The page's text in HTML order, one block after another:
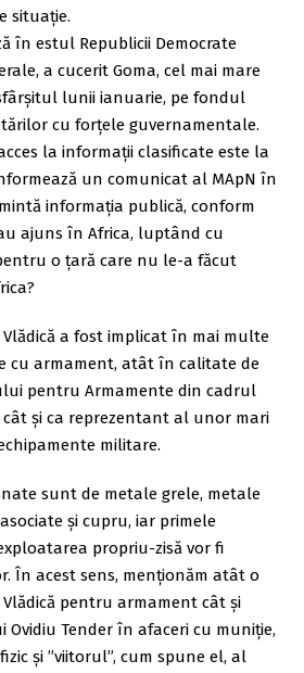
situație.
în estul Republicii Democrate
a cucerit Goma, cel mai mare
lunii ianuarie, pe fondul
cu forțele guvernamentale.
la informații clasificate este la
un comunicat al MApN în
informația publică, conform
ajuns în Africa, luptând cu
o țară care nu le-a făcut
a fost implicat în mai multe
cu armament, atât în calitate de
pentru Armamente din cadrul
cât și ca reprezentant al unor mari
militare.
sunt de metale grele, metale
şi cupru, iar primele
propriu-zisă vor fi
În acest sens, menționăm atât o
pentru armament cât și
Tender în afaceri cu muniție,
și ”viitorul”, cum spune el, al